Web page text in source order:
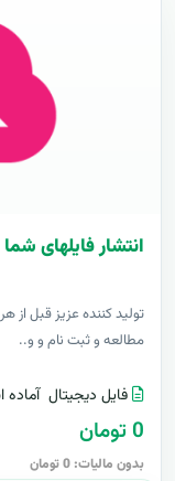
انتشار فایلهای شما
توليد کننده عزيز قبل از
مطالعه و ثبت نام و و..
فایل دیجیتال آماده
0 تومان
بدون مالیات: 0 تومان